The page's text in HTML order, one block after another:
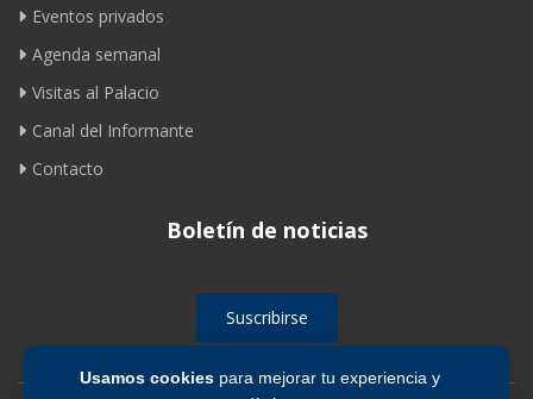
Usamos cookiespara mejorar tu experiencia y
Eventos privados
Agenda semanal
Visitas al Palacio
Canal del Informante
Contacto
Boletín de noticias
Suscribirse